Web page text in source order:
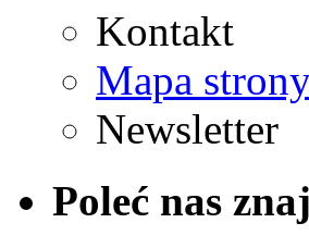
Kontakt
Mapa
Newsletter
Poleć nas